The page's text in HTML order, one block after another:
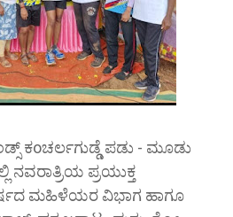
ಕoಚರ್ಲಗುಡ್ಡೆ ಪಡು - ಮೂಡು
ನವರಾತ್ರಿಯ ಪ್ರಯುಕ್ತ
ಮಹಿಳೆಯರ ವಿಭಾಗ ಹಾಗೂ